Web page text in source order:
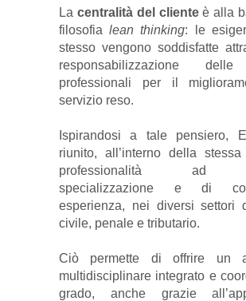
La centralità del clienteè alla
filosofialean thinking: le
stesso vengono soddisfatte
responsabilizzazione
professionali per il
servizio reso.
Ispirandosi a tale pensiero,
riunito, all’interno della stessa
professionalità ad
specializzazione e di
esperienza, nei diversi settori
civile, penale e tributario.
Ciò permette di offrire un
multidisciplinare integrato e
grado, anche grazie